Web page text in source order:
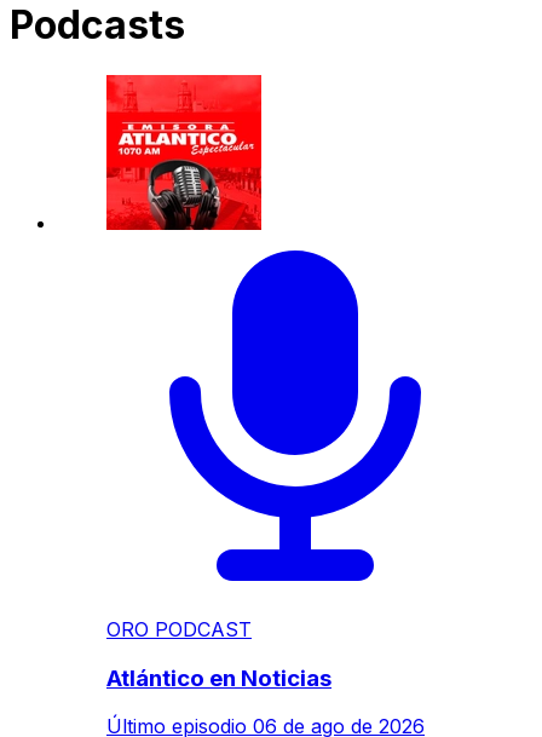
Podcasts
ORO PODCAST
Atlántico en Noticias
Último episodio 06 de ago de 2026